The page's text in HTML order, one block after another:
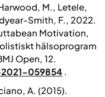
M., Letele,
Smith, F., 2022.
Motivation,
hälsoprogram
Open , 12.
059854
A. (2015).